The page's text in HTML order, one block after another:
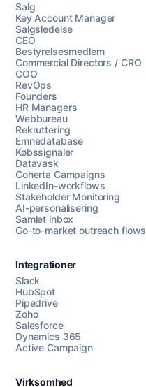
Chat med os
Salg
Key Account Manager
Salgsledelse
CEO
Bestyrelsesmedlem
Commercial Directors / CRO
COO
RevOps
Founders
HR Managers
Webbureau
Rekruttering
Emnedatabase
Købssignaler
Datavask
Coherta Campaigns
LinkedIn-workflows
Stakeholder Monitoring
AI-personalisering
Samlet inbox
Go-to-market outreach flows
Integrationer
Slack
HubSpot
Pipedrive
Zoho
Salesforce
Dynamics 365
Active Campaign
Virksomhed